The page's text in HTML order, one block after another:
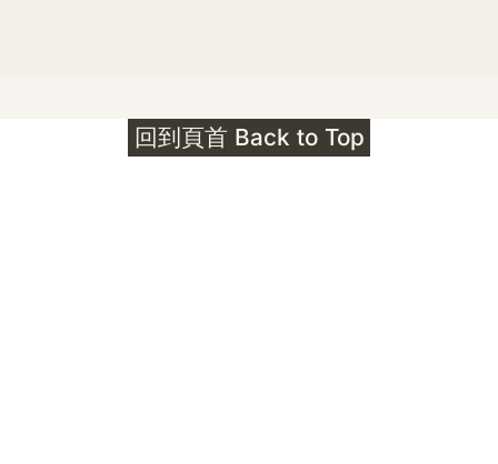
回到頁首 Back to Top